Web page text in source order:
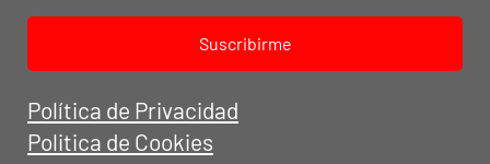
Política de Privacidad
Politica de Cookies
Suscribirme